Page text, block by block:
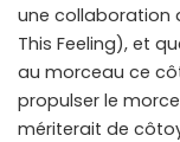
une collaboration
This Feeling), et
au morceau ce
propulser le
mériterait de